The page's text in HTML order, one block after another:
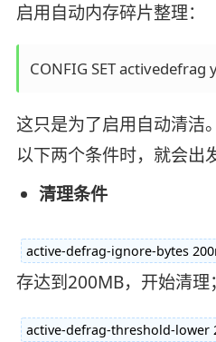
启用自动内存碎片整理：
这只是为了启用自动清洁
以下两个条件时，就会出
清理条件
active-defrag-ignore-bytes
存达到200MB，开始清理；
active-defrag-threshold-lower